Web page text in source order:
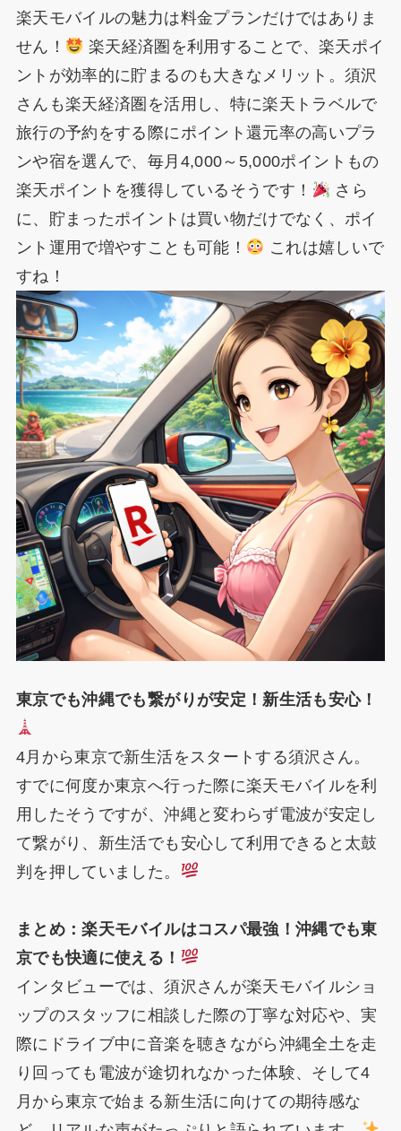
楽天モバイルの魅力は料金プランだけではありま
せん！
楽天経済圏を利用することで、楽天ポイ
ントが効率的に貯まるのも大きなメリット。須沢
さんも楽天経済圏を活用し、特に楽天トラベルで
旅行の予約をする際にポイント還元率の高いプラ
ンや宿を選んで、毎月4,000～5,000ポイントもの
楽天ポイントを獲得しているそうです！
さら
に、貯まったポイントは買い物だけでなく、ポイ
ント運用で増やすことも可能！
これは嬉しいで
すね！
東京でも沖縄でも繋がりが安定！新生活も安心！
4月から東京で新生活をスタートする須沢さん。
すでに何度か東京へ行った際に楽天モバイルを利
用したそうですが、沖縄と変わらず電波が安定し
て繋がり、新生活でも安心して利用できると太鼓
判を押していました。
まとめ：楽天モバイルはコスパ最強！沖縄でも東
京でも快適に使える！
インタビューでは、須沢さんが楽天モバイルショ
ップのスタッフに相談した際の丁寧な対応や、実
際にドライブ中に音楽を聴きながら沖縄全土を走
り回っても電波が途切れなかった体験、そして4
月から東京で始まる新生活に向けての期待感な